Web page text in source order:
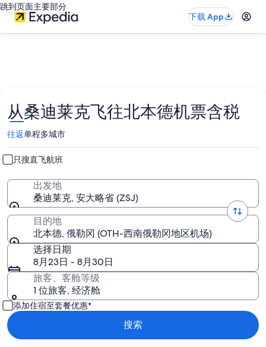
跳到页面主要部分
下载 App
从桑迪莱克飞往北本德机票含税
往返单程多城市
只搜直飞航班
出发地
桑迪莱克, 安大略省 (ZSJ)
目的地
北本德, 俄勒冈 (OTH-西南俄勒冈地区机场)
选择日期
8月23日 - 8月30日
旅客、客舱等级
1 位旅客, 经济舱
添加住宿至套餐优惠*
搜索